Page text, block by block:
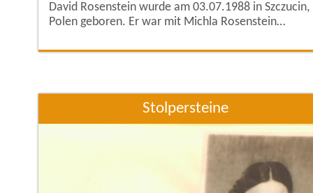
David Rosenstein wurde am 03.07.1988 in Szczucin,
Polen geboren. Er war mit Michla Rosenstein
geboren wurde. Hier bekamen sie zwei Söhne:
kam am 21.08.
Stolpersteine